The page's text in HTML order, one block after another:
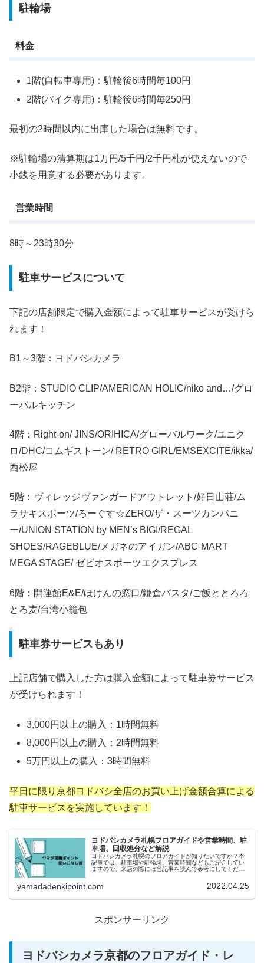
駐輪場
料金
1階(自転車専用)：駐輪後6時間毎100円
2階(バイク専用)：駐輪後6時間毎250円
最初の2時間以内に出庫した場合は無料です。
※駐輪場の清算期は1万円/5千円/2千円札が使えないので
小銭を用意する必要があります。
営業時間
8時～23時30分
駐車サービスについて
下記の店舗限定で購入金額によって駐車サービスが受けら
れます！
B1～3階：ヨドバシカメラ
B2階：STUDIO CLIP/AMERICAN HOLIC/niko and…/グロ
ーバルキッチン
4階：Right-on/ JINS/ORIHICA/グローバルワーク/ユニク
ロ/DHC/コムギストーン/ RETRO GIRL/EMSEXCITE/ikka/
西松屋
5階：ヴィレッジヴァンガードアウトレット/好日山荘/ム
ラサキスポーツ/ろーぐす☆ZERO/ザ・スーツカンパニ
ー/UNION STATION by MEN’s BIGI/REGAL
SHOES/RAGEBLUE/メガネのアイガン/ABC-MART
MEGA STAGE/ ゼビオスポーツエクスプレス
6階：開運館E&E/ほけんの窓口/鎌倉パスタ/ご飯ととろろ
とろ麦/台湾小籠包
駐車券サービスもあり
上記店舗で購入した方は購入金額によって駐車券サービス
が受けられます！
3,000円以上の購入：1時間無料
8,000円以上の購入：2時間無料
5万円以上の購入：3時間無料
平日に限り京都ヨドバシ全店のお買い上げ金額合算による
駐車サービスを実施しています！
ヨドバシカメラ札幌フロアガイドや営業時間、駐
車場、回収処分など解説
ヨドバシカメラ札幌のフロアガイドが知りたいですか？本
記事では、駐車場や駐輪場、営業時間などもご紹介してい
ますので、来店の際には当記事を読んで参考にしてくださ
yamadadenkipoint.com 2022.04.25
スポンサーリンク
ヨドバシカメラ京都のフロアガイド・レ